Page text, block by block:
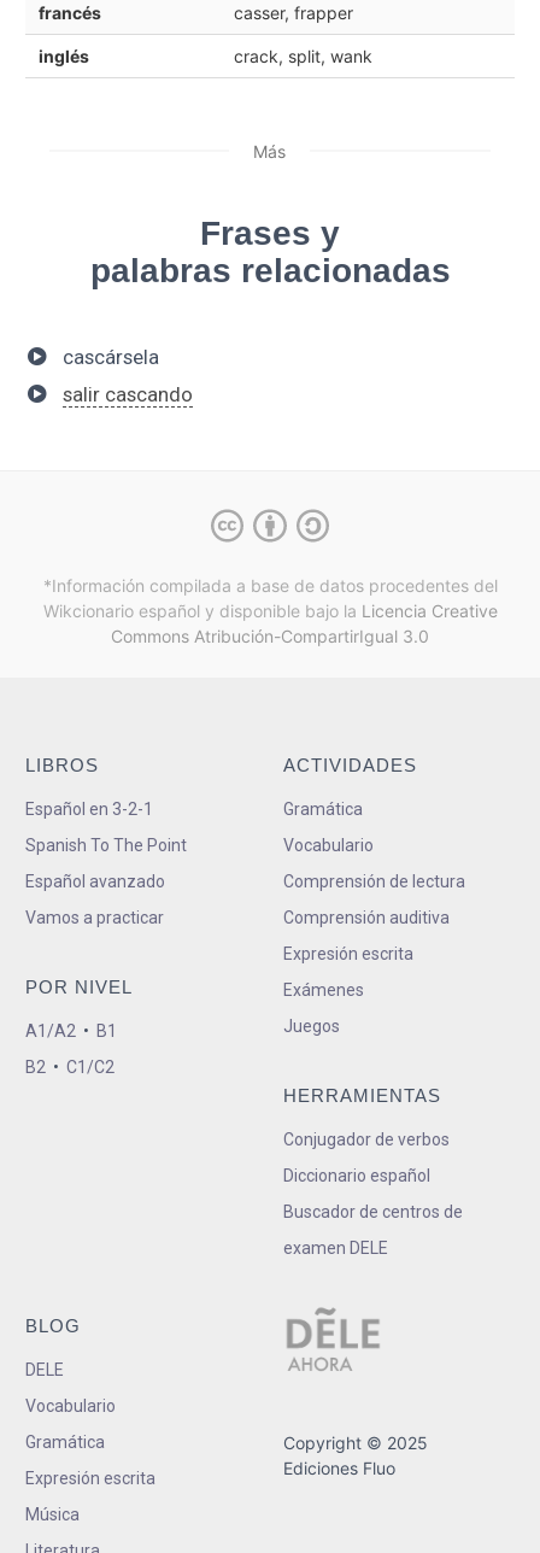
francés casser, frapper
inglés crack, split, wank
Más
Frases y
palabras relacionadas
cascársela
salir cascando
*Información compilada a base de datos procedentes del
Wikcionario español y disponible bajo la Licencia Creative
Commons Atribución-CompartirIgual 3.0
LIBROS
Español en 3-2-1
Spanish To The Point
Español avanzado
Vamos a practicar
POR NIVEL
A1/A2 • B1
B2 • C1/C2
ACTIVIDADES
Gramática
Vocabulario
Comprensión de lectura
Comprensión auditiva
Expresión escrita
Exámenes
Juegos
HERRAMIENTAS
Conjugador de verbos
Diccionario español
Buscador de centros de
examen DELE
BLOG
DELE
Vocabulario
Gramática
Expresión escrita
Música
Copyright © 2025
Ediciones Fluo